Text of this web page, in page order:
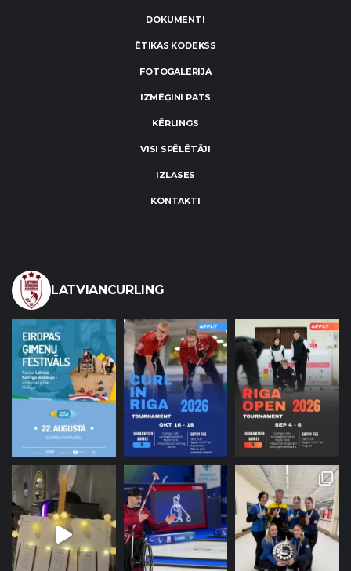
DOKUMENTI
ĒTIKAS KODEKSS
FOTOGALERIJA
IZMĒĢINI PATS
KĒRLINGS
VISI SPĒLĒTĀJI
IZLASES
KONTAKTI
LATVIANCURLING